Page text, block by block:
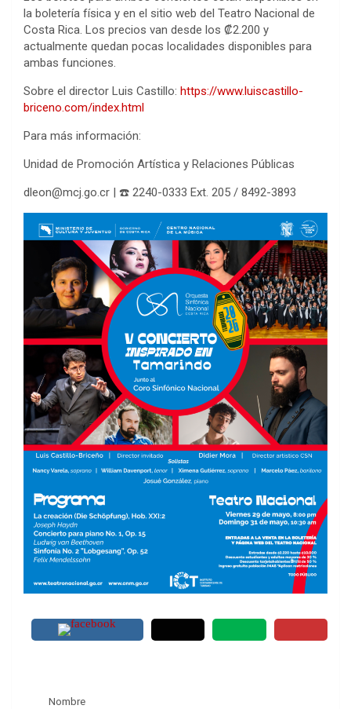
la boletería física y en el sitio web del Teatro Nacional de
Costa Rica. Los precios van desde los ₡2.200 y
actualmente quedan pocas localidades disponibles para
ambas funciones.
Sobre el director Luis Castillo: https://www.luiscastillo-
briceno.com/index.html
Para más información:
Unidad de Promoción Artística y Relaciones Públicas
dleon@mcj.go.cr | ☎️ 2240-0333 Ext. 205 / 8492-3893
Nombre